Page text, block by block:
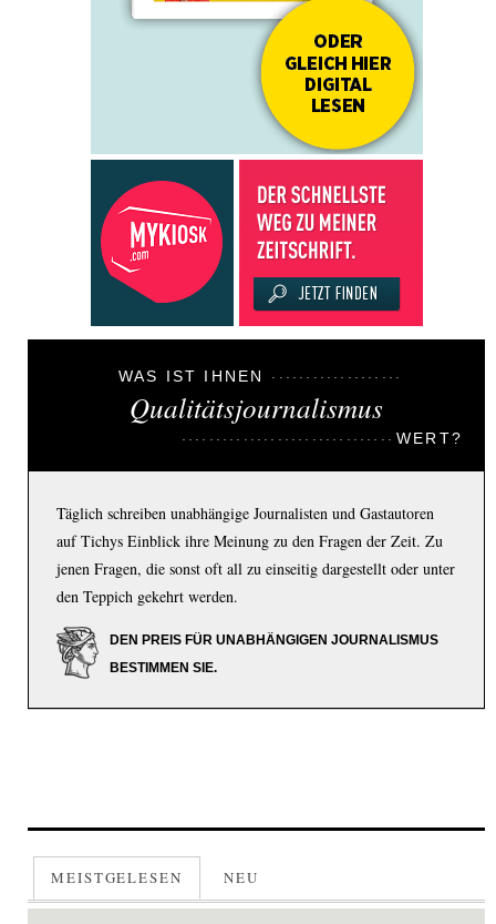
WAS IST IHNEN
Qualitätsjournalismus
WERT?
Täglich schreiben unabhängige Journalisten und Gastautoren
auf Tichys Einblick ihre Meinung zu den Fragen der Zeit. Zu
jenen Fragen, die sonst oft all zu einseitig dargestellt oder unter
den Teppich gekehrt werden.
DEN PREIS FÜR UNABHÄNGIGEN JOURNALISMUS
BESTIMMEN SIE.
MEISTGELESEN NEU